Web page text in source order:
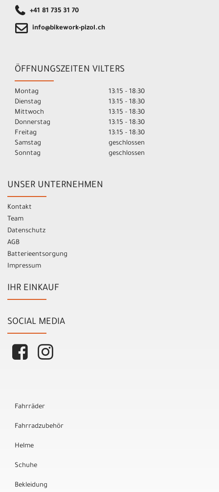
+41 81 735 31 70
info@bikework-pizol.ch
ÖFFNUNGSZEITEN VILTERS
Montag
13:15 - 18:30
Dienstag
13:15 - 18:30
Mittwoch
13:15 - 18:30
Donnerstag
13:15 - 18:30
Freitag
13:15 - 18:30
Samstag
geschlossen
Sonntag
geschlossen
UNSER UNTERNEHMEN
Kontakt
Team
Datenschutz
AGB
Batterieentsorgung
Impressum
IHR EINKAUF
SOCIAL MEDIA
Fahrräder
Fahrradzubehör
Helme
Schuhe
Bekleidung